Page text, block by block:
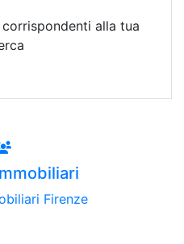
alla tua
Firenze